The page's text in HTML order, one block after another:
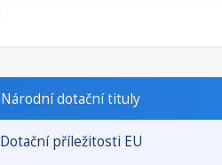
Národní dotační tituly
Dotační příležitosti EU